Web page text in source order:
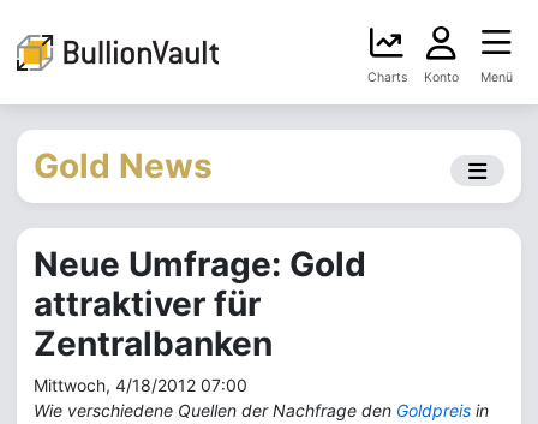
Charts Konto Menü
Gold News
Neue Umfrage: Gold
attraktiver für
Zentralbanken
Mittwoch, 4/18/2012 07:00
Wie verschiedene Quellen der Nachfrage den Goldpreis in